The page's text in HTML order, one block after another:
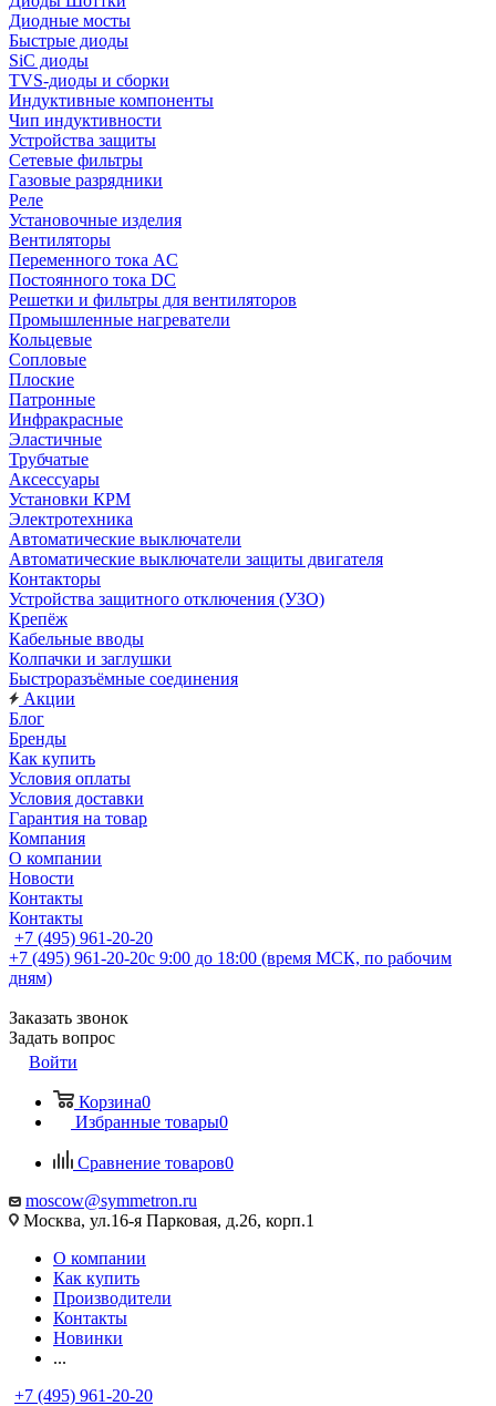
Диодные мосты
Быстрые диоды
SiC диоды
TVS-диоды и сборки
Индуктивные компоненты
Чип индуктивности
Устройства защиты
Сетевые фильтры
Газовые разрядники
Реле
Установочные изделия
Вентиляторы
Переменного тока AC
Постоянного тока DC
Решетки и фильтры для вентиляторов
Промышленные нагреватели
Кольцевые
Сопловые
Плоские
Патронные
Инфракрасные
Эластичные
Трубчатые
Аксессуары
Установки КРМ
Электротехника
Автоматические выключатели
Автоматические выключатели защиты двигателя
Контакторы
Устройства защитного отключения (УЗО)
Крепёж
Кабельные вводы
Колпачки и заглушки
Быстроразъёмные соединения
Акции
Блог
Бренды
Как купить
Условия оплаты
Условия доставки
Гарантия на товар
Компания
О компании
Новости
Контакты
Контакты
+7 (495) 961-20-20
+7 (495) 961-20-20с 9:00 до 18:00 (время МСК, по рабочим
дням)
Заказать звонок
Задать вопрос
Войти
Корзина0
Избранные товары0
Сравнение товаров0
moscow@symmetron.ru
Москва, ул.16-я Парковая, д.26, корп.1
О компании
Как купить
Производители
Контакты
Новинки
...
+7 (495) 961-20-20